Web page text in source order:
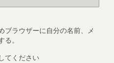
ブラウザーに自分の名前、メ
。
てください